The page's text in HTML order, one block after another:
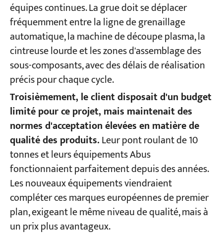
équipes continues. La grue doit se déplacer
fréquemment entre la ligne de grenaillage
automatique, la machine de découpe plasma, la
cintreuse lourde et les zones d'assemblage des
sous-composants, avec des délais de réalisation
précis pour chaque cycle.
Troisièmement, le client disposait d'un budget
limité pour ce projet, mais maintenait des
normes d'acceptation élevées en matière de
qualité des produits.Leur pont roulant de 10
tonnes et leurs équipements Abus
fonctionnaient parfaitement depuis des années.
Les nouveaux équipements viendraient
compléter ces marques européennes de premier
plan, exigeant le même niveau de qualité, mais à
un prix plus avantageux.